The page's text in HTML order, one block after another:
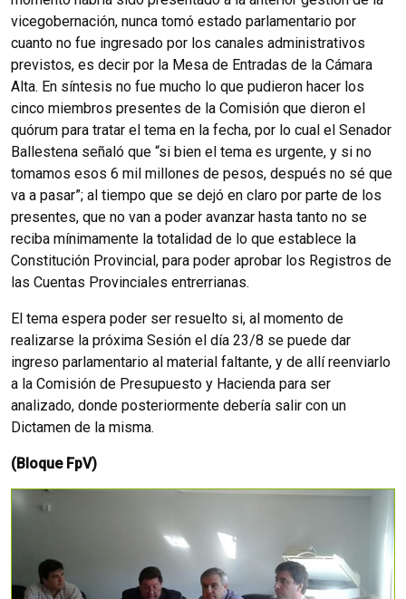
vicegobernación, nunca tomó estado parlamentario por
cuanto no fue ingresado por los canales administrativos
previstos, es decir por la Mesa de Entradas de la Cámara
Alta. En síntesis no fue mucho lo que pudieron hacer los
cinco miembros presentes de la Comisión que dieron el
quórum para tratar el tema en la fecha, por lo cual el Senador
Ballestena señaló que “si bien el tema es urgente, y si no
tomamos esos 6 mil millones de pesos, después no sé que
va a pasar”; al tiempo que se dejó en claro por parte de los
presentes, que no van a poder avanzar hasta tanto no se
reciba mínimamente la totalidad de lo que establece la
Constitución Provincial, para poder aprobar los Registros de
las Cuentas Provinciales entrerrianas.
El tema espera poder ser resuelto si, al momento de
realizarse la próxima Sesión el día 23/8 se puede dar
ingreso parlamentario al material faltante, y de allí reenviarlo
a la Comisión de Presupuesto y Hacienda para ser
analizado, donde posteriormente debería salir con un
Dictamen de la misma.
(Bloque FpV)